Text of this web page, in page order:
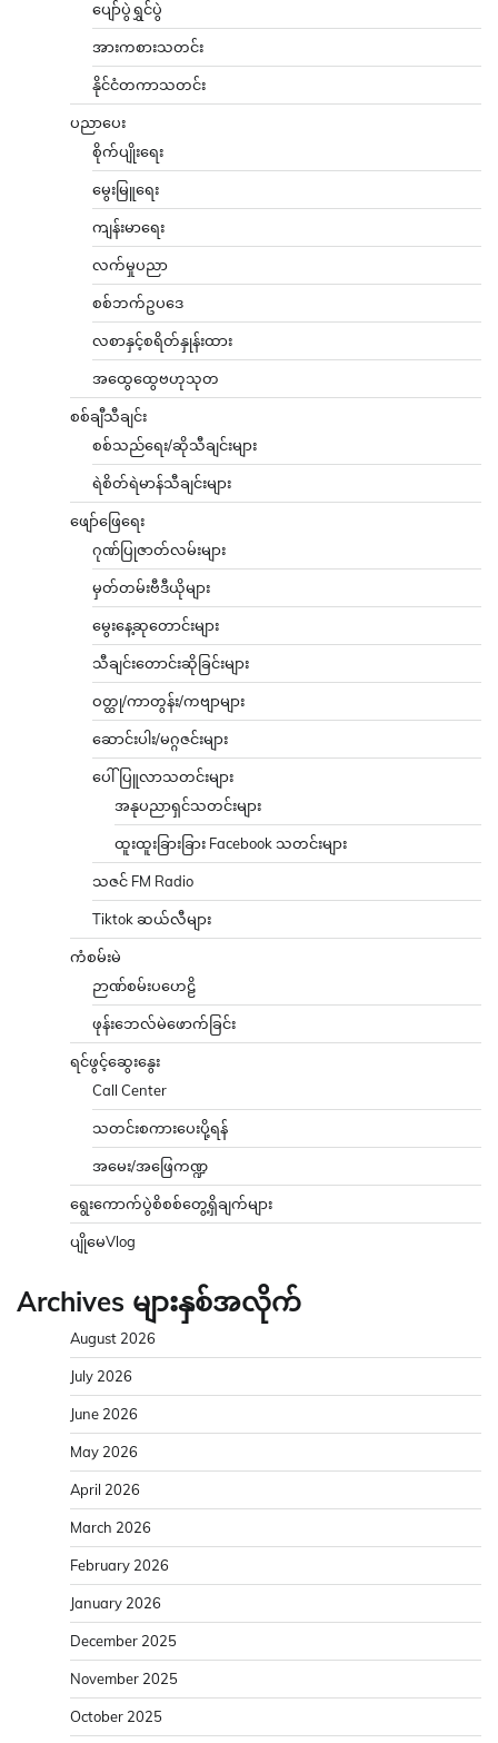
ပျော်ပွဲရွှင်ပွဲ
အားကစားသတင်း
နိုင်ငံတကာသတင်း
ပညာပေး
စိုက်ပျိုးရေး
မွေးမြူရေး
ကျန်းမာရေး
လက်မှုပညာ
စစ်ဘက်ဥပဒေ
လစာနှင့်စရိတ်နှုန်းထား
အထွေထွေဗဟုသုတ
စစ်ချီသီချင်း
စစ်သည်ရေး/ဆိုသီချင်းများ
ရဲစိတ်ရဲမာန်သီချင်းများ
ဖျော်ဖြေရေး
ဂုဏ်ပြုဇာတ်လမ်းများ
မှတ်တမ်းဗီဒီယိုများ
မွေးနေ့ဆုတောင်းများ
သီချင်းတောင်းဆိုခြင်းများ
ဝတ္ထု/ကာတွန်း/ကဗျာများ
ဆောင်းပါး/မဂ္ဂဇင်းများ
ပေါ်ပြူလာသတင်းများ
အနုပညာရှင်သတင်းများ
ထူးထူးခြားခြား Facebook သတင်းများ
သဇင် FM Radio
Tiktok ဆယ်လီများ
ကံစမ်းမဲ
ဉာဏ်စမ်းပဟေဠိ
ဖုန်းဘေလ်မဲဖောက်ခြင်း
ရင်ဖွင့်ဆွေးနွေး
Call Center
သတင်းစကားပေးပို့ရန်
အမေး/အဖြေကဏ္ဍ
ရွေးကောက်ပွဲစိစစ်တွေ့ရှိချက်များ
ပျိုမေVlog
Archives များနှစ်အလိုက်
August 2026
July 2026
June 2026
May 2026
April 2026
March 2026
February 2026
January 2026
December 2025
November 2025
October 2025